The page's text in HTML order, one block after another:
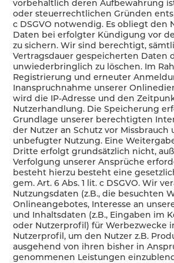
vorbehaltlich deren Aufbewahrung
oder steuerrechtlichen Gründen
c DSGVO notwendig. Es obliegt den
Daten bei erfolgter Kündigung vor
zu sichern. Wir sind berechtigt,
Vertragsdauer gespeicherten Daten
unwiederbringlich zu löschen. Im
Registrierung und erneuter
Inanspruchnahme unserer
wird die IP-Adresse und den
Nutzerhandlung. Die Speicherung
Grundlage unserer berechtigten
der Nutzer an Schutz vor Missbrauch
unbefugter Nutzung. Eine
Dritte erfolgt grundsätzlich nicht,
Verfolgung unserer Ansprüche
besteht hierzu besteht eine
gem. Art. 6 Abs. 1 lit. c DSGVO. Wir
Nutzungsdaten (z.B., die besuchten
Onlineangebotes, Interesse an
und Inhaltsdaten (z.B., Eingaben im
oder Nutzerprofil) für Werbezwecke
Nutzerprofil, um den Nutzer z.B.
ausgehend von ihren bisher in
genommenen Leistungen